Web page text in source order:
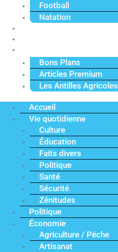
Football
Natation
Bons Plans
Articles Premium
Les Antilles Agricoles
Accueil
Vie quotidienne
Culture
Éducation
Faits divers
Politique
Santé
Sécurité
Zénitudes
Politique
Économie
Agriculture / Pêche
Artisanat